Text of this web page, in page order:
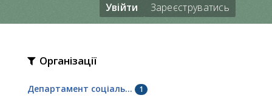
Увійти Зареєструватись
Організації
Департамент соціаль... 1